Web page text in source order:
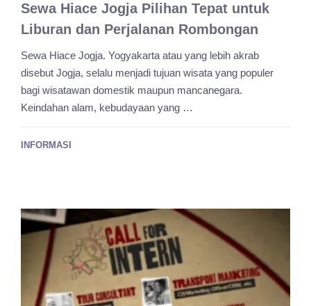
Sewa Hiace Jogja Pilihan Tepat untuk
Liburan dan Perjalanan Rombongan
Sewa Hiace Jogja. Yogyakarta atau yang lebih akrab
disebut Jogja, selalu menjadi tujuan wisata yang populer
bagi wisatawan domestik maupun mancanegara.
Keindahan alam, kebudayaan yang …
INFORMASI